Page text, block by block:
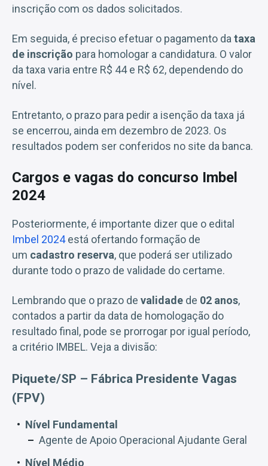
inscrição com os dados solicitados.
Em seguida, é preciso efetuar o pagamento da taxa
de inscrição para homologar a candidatura. O valor
da taxa varia entre R$ 44 e R$ 62, dependendo do
nível.
Entretanto, o prazo para pedir a isenção da taxa já
se encerrou, ainda em dezembro de 2023. Os
resultados podem ser conferidos no site da banca.
Cargos e vagas do concurso Imbel
2024
Posteriormente, é importante dizer que o edital
Imbel 2024está ofertando formação de
um cadastro reserva, que poderá ser utilizado
durante todo o prazo de validade do certame.
Lembrando que o prazo de validade de 02 anos,
contados a partir da data de homologação do
resultado final, pode se prorrogar por igual período,
a critério IMBEL. Veja a divisão:
Piquete/SP – Fábrica Presidente Vagas
(FPV)
Nível Fundamental
Agente de Apoio Operacional Ajudante Geral
Nível Médio